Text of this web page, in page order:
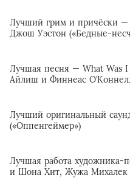
Лучший грим и причёски
Джош Уэстон («Бедные-
Лучшая песня — What Was I
Айлиш и Финнеас
Лучший оригинальный
(«Оппенгеймер»)
Лучшая работа
и Шона Хит, Жужа Михалек